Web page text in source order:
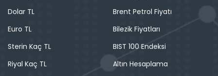
Dolar TL
Euro TL
Sterin Kaç TL
Riyal Kaç TL
Brent Petrol Fiyatı
Bilezik Fiyatları
BIST 100 Endeksi
Altın Hesaplama